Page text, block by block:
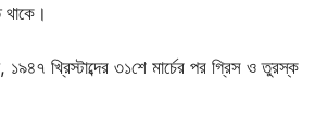
থাকে।
খ্রিস্টাব্দের ৩১শে মার্চের পর গ্রিস ও তুরস্ক